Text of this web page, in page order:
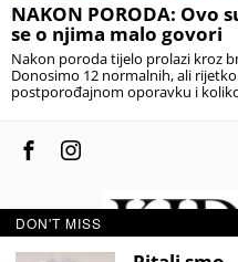
NAKON PORODA: Ovo
se o njima malo govori
Nakon poroda tijelo prolazi kroz
Donosimo 12 normalnih, ali
postporođajnom oporavku i
DON'T MISS